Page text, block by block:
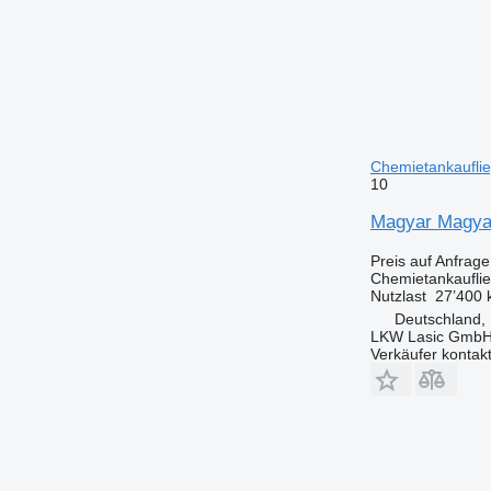
10
Magyar
Preis auf Anfrage
Nutzlast 27’400
Deutschland,
LKW Lasic
Verkäufer